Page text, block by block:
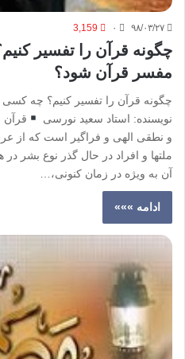
۹۸/۰۳/۲۷ ۰ 3,159
چگونه قرآن را تفسیر
مفسر قرآن شود؟
چگونه قرآن را تفسیر کنیم؟ چه
نویسنده: استاد سعید نورسی
قرآن
و نطقى الهی و فراگیر است که از
ملتها و افراد در حال گذر نوع بشر
آن به ویژه در زمان کنونی،…
ادامه »»»